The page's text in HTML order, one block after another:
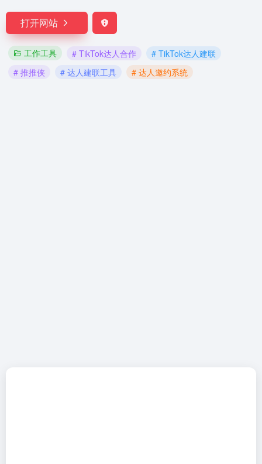
打开网站
工作工具 # TikTok达人合作
# TikTok达人建联
# 推推侠
# 达人建联工具 # 达人邀约系统